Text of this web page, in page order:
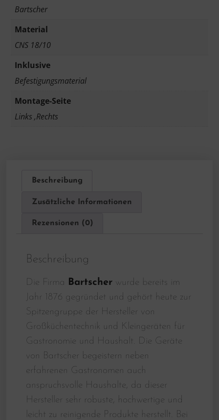
Bartscher
Material
CNS 18/10
Inklusive
Befestigungsmaterial
Montage-Seite
Links ,Rechts
Beschreibung
Zusätzliche Informationen
Rezensionen (0)
Beschreibung
Die Firma Bartscher wurde bereits im
Jahr 1876 gegründet und gehört heute zur
Spitzengruppe der Hersteller von
Großküchentechnik und Kleingeräten für
Gastronomie und Haushalt. Die Geräte
von Bartscher begeistern neben
erfahrenen Gastronomen auch
anspruchsvolle Haushalte, da dieser
Hersteller sehr robuste, hochwertige und
leicht zu reinigende Produkte herstellt. Bei